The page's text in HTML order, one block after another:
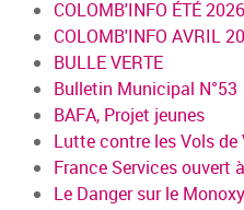
COLOMB'INFO ÉTÉ 2026
COLOMB'INFO AVRIL
BULLE VERTE
Bulletin Municipal N°53
BAFA, Projet jeunes
Lutte contre les Vols de
France Services ouvert
Le Danger sur le